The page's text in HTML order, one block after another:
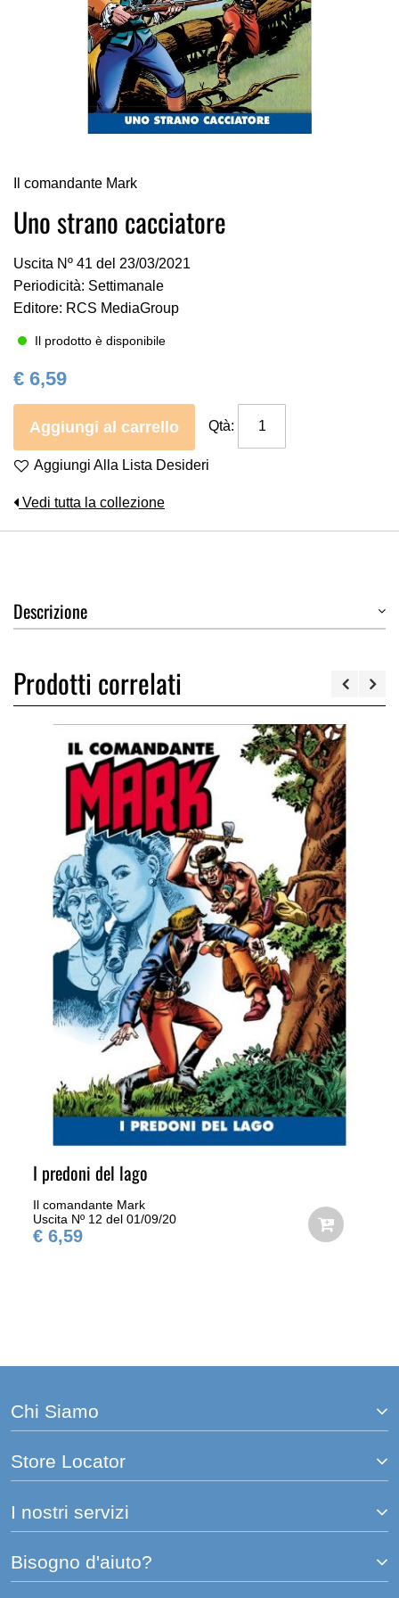
all'inizio
della
galleria
immagini
Il comandante Mark
Uno strano cacciatore
Uscita Nº 41 del 23/03/2021
Periodicità: Settimanale
Editore: RCS MediaGroup
Il prodotto è disponibile
€ 6,59
Aggiungi al carrello Qtà:
Aggiungi Alla Lista Desideri
Vedi tutta la collezione
Descrizione
Prodotti correlati
I predoni del lago
Il comandante Mark
Uscita Nº 12 del 01/09/20
€ 6,59
Chi Siamo
Store Locator
I nostri servizi
Bisogno d'aiuto?